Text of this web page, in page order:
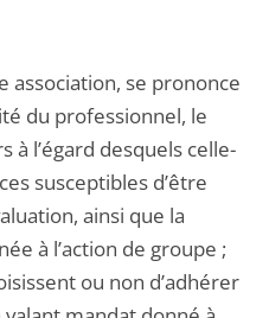
association, se prononce
du professionnel, le
à l’égard desquels celle-
susceptibles d’être
ainsi que la
à l’action de groupe ;
ou non d’adhérer